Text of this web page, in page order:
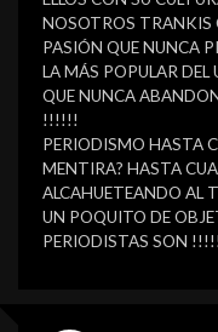
NOSOTROS TRANKIS
PASIÓN QUE NUNCA
LA MÁS POPULAR DEL
QUE NUNCA
!!!!!!
PERIODISMO HASTA
MENTIRA? HASTA
ALCAHUETEANDO AL
UN POQUITO DE
PERIODISTAS SON !!!!!